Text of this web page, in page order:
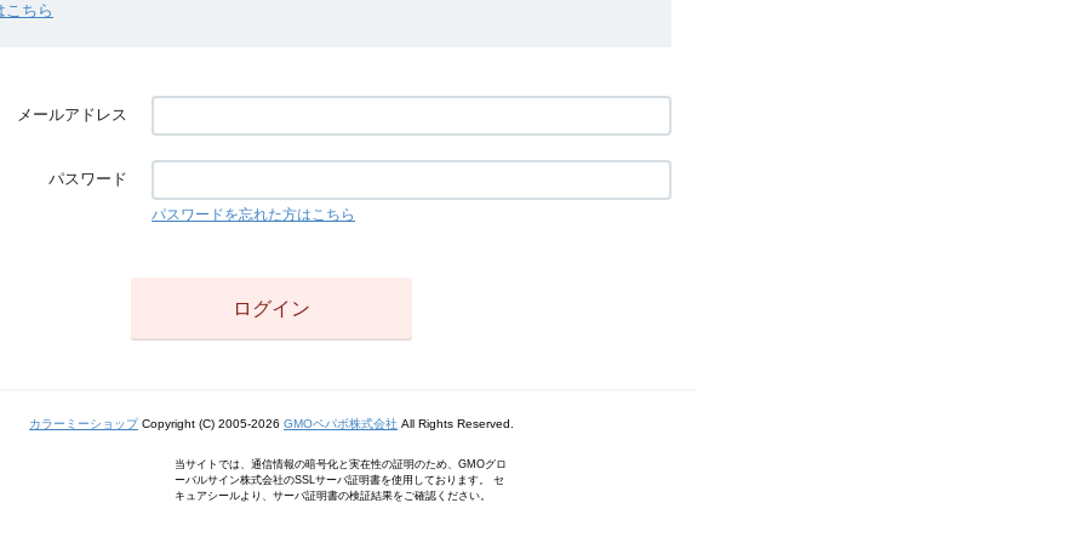
こちら
メールアドレス
パスワード
パスワードを忘れた方はこちら
カラーミーショップCopyright (C) 2005-2026 GMOペパボ株式会社 All Rights Reserved.
当サイトでは、通信情報の暗号化と実在性の証明のため、GMOグロ
ーバルサイン株式会社のSSLサーバ証明書を使用しております。 セ
キュアシールより、サーバ証明書の検証結果をご確認ください。